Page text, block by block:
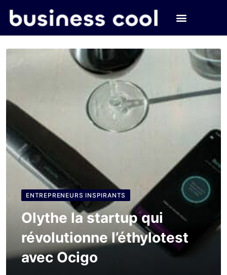
ENTREPRENEURS INSPIRANTS
Olythe la startup qui
révolutionne l’éthylotest
avec Ocigo